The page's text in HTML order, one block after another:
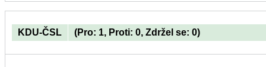
KDU-ČSL (Pro: 1, Proti: 0, Zdržel se: 0)